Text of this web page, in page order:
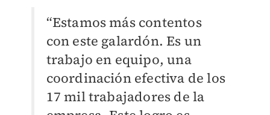
“Estamos más contentos
con este galardón. Es un
trabajo en equipo, una
coordinación efectiva de los
17 mil trabajadores de la